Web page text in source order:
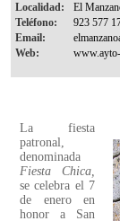
Localidad:
Teléfono:
Email:
Web:
La fiesta
patronal,
denominada
Fiesta Chica,
se celebra el 7
de enero en
honor a San